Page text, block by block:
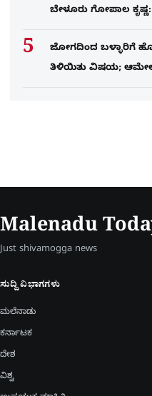
ಬೇಳೂರು ಗೋಪಾಲ
ಜೋಗದಿಂದ ಬಳ್ಳಾರಿಗೆ
ತಿಳಿಯಿತು ವಿಷಯ; ಆಮೇಲೆ
Malenadu
Just shivamogga news
ಸುದ್ದಿ ವಿಭಾಗಗಳು
ಮಲೆನಾಡು
ಕರ್ನಾಟಕ
ದೇಶ
ವಿಶ್ವ